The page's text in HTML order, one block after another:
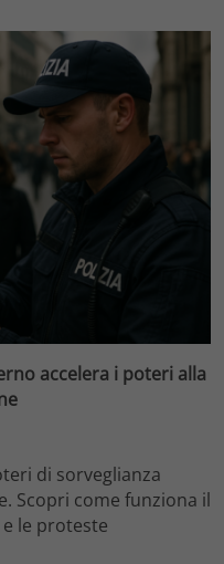
accelera i poteri alla
di sorveglianza
Scopri come funziona il
le proteste